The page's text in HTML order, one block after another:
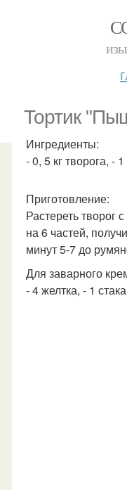
Тортик
Ингредиенты:
- 0, 5 кг творога, -
Приготовление:
Растереть творог
на 6 частей,
минут 5-7 до
Для заварного
- 4 желтка, - 1